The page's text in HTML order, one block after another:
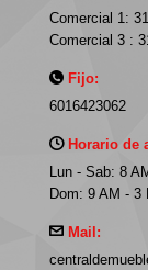
Comercial 1:
Comercial 3 :
Fijo:
6016423062
Horario de
Lun - Sab: 8
Dom: 9 AM - 3
Mail: